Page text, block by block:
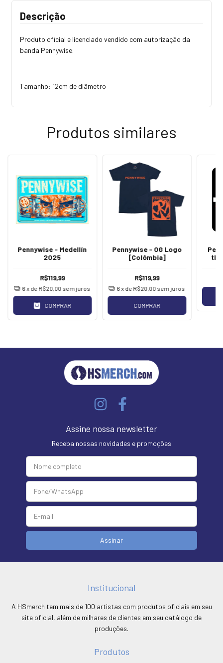
Descrição
Produto oficial e licenciado vendido com autorização da
banda Pennywise.
Tamanho: 12cm de diâmetro
Produtos similares
Pennywise - Medellín
2025
R$119,99
6x de R$20,00 sem juros
COMPRAR
Pennywise - OG Logo
[Colômbia]
R$119,99
6 x de R$20,00 sem juros
COMPRAR
Assine nossa newsletter
Receba nossas novidades e promoções
Institucional
A HSmerch tem mais de 100 artistas com produtos oficiais em seu
site oficial, além de milhares de clientes em seu catálogo de
produções.
Produtos